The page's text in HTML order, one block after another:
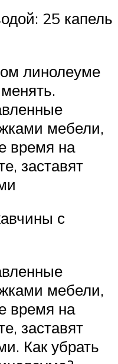
25 капель
линолеуме
мебели,
время на
заставят
с
мебели,
время на
заставят
Как убрать